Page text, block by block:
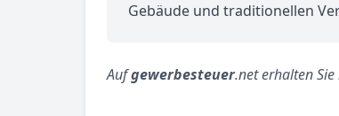
Gebäude und traditionellen
Aufgewerbesteuer.net erhalten